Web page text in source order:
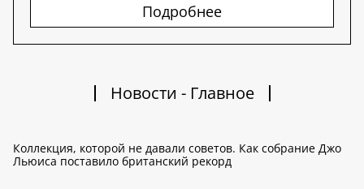
Подробнее
Новости - Главное
Коллекция, которой не давали советов. Как собрание Джо
Льюиса поставило британский рекорд